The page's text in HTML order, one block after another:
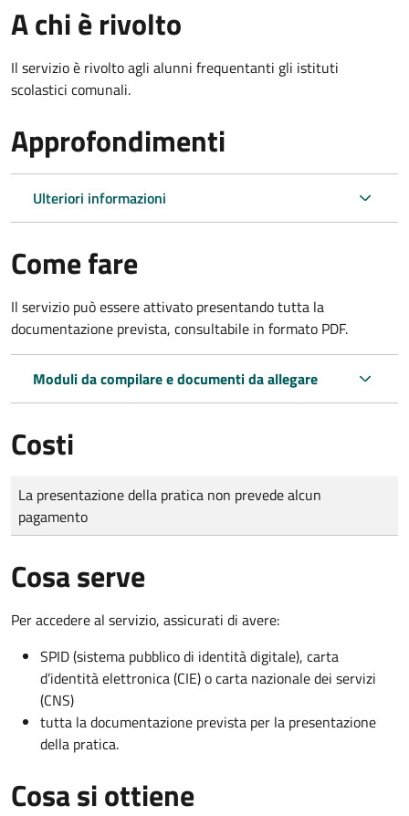
A chi è rivolto
Il servizio è rivolto agli alunni frequentanti gli istituti
scolastici comunali.
Approfondimenti
Ulteriori informazioni
Come fare
Il servizio può essere attivato presentando tutta la
documentazione prevista, consultabile in formato PDF.
Moduli da compilare e documenti da allegare
Costi
Tipo di pagamento
Importo
La presentazione della pratica non prevede alcun
pagamento
Cosa serve
Per accedere al servizio, assicurati di avere:
SPID (sistema pubblico di identità digitale), carta
d’identità elettronica (CIE) o carta nazionale dei servizi
(CNS)
tutta la documentazione prevista per la presentazione
della pratica.
Cosa si ottiene